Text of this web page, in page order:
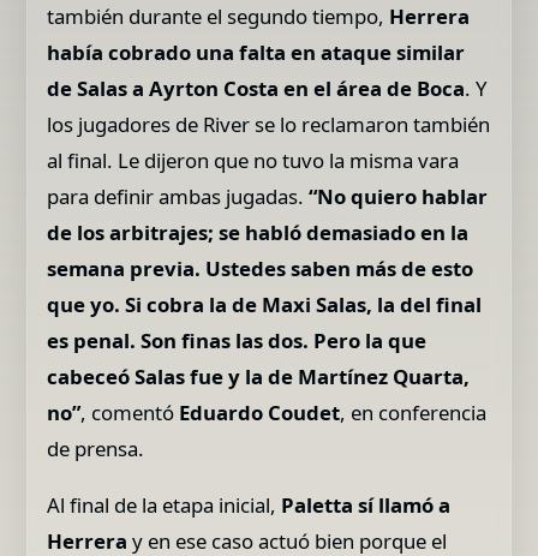
también durante el segundo tiempo, Herrera
había cobrado una falta en ataque similar
de Salas a Ayrton Costa en el área de Boca. Y
los jugadores de River se lo reclamaron también
al final. Le dijeron que no tuvo la misma vara
para definir ambas jugadas.“No quiero hablar
de los arbitrajes; se habló demasiado en la
semana previa. Ustedes saben más de esto
que yo. Si cobra la de Maxi Salas, la del final
es penal. Son finas las dos. Pero la que
cabeceó Salas fue y la de Martínez Quarta,
no”, comentó Eduardo Coudet, en conferencia
de prensa.
Al final de la etapa inicial, Paletta sí llamó a
Herrera y en ese caso actuó bien porque el